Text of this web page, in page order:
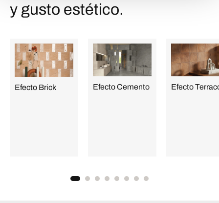
y gusto estético.
Efecto Brick Efecto Cemento Efecto